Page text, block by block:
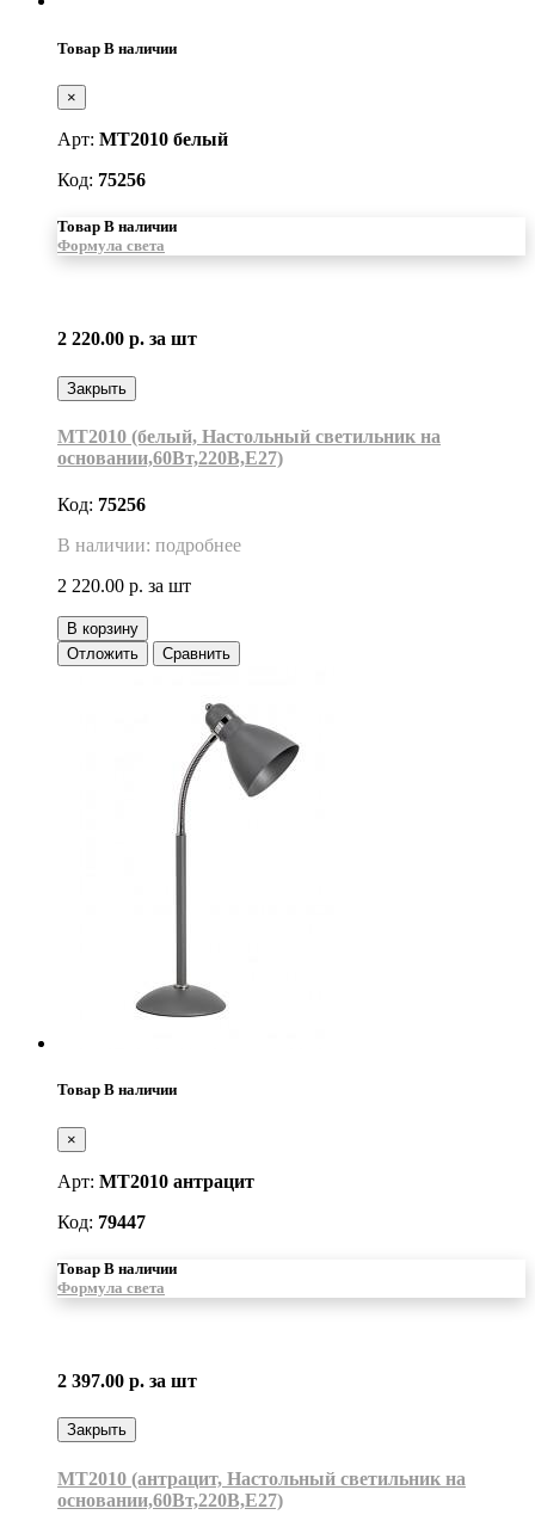
Товар В наличии
×
Арт: MT2010 белый
Код: 75256
Товар В наличии
Формула света
2 220.00 р. за шт
Закрыть
MT2010 (белый, Настольный светильник на
основании,60Вт,220В,Е27)
Код: 75256
В наличии: подробнее
2 220.00 р. за шт
В корзину
Отложить
Сравнить
Товар В наличии
×
Арт: MT2010 антрацит
Код: 79447
Товар В наличии
Формула света
2 397.00 р. за шт
Закрыть
MT2010 (антрацит, Настольный светильник на
основании,60Вт,220В,Е27)